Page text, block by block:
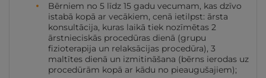
Bērniem no 5 līdz 15 gadu vecumam, kas dzīvo
istabā kopā ar vecākiem, cenā ietilpst: ārsta
konsultācija, kuras laikā tiek nozīmētas 2
ārstnieciskās procedūras dienā (grupu
fizioterapija un relaksācijas procedūra), 3
maltītes dienā un izmitināšana (bērns ierodas uz
procedūrām kopā ar kādu no pieaugušajiem);